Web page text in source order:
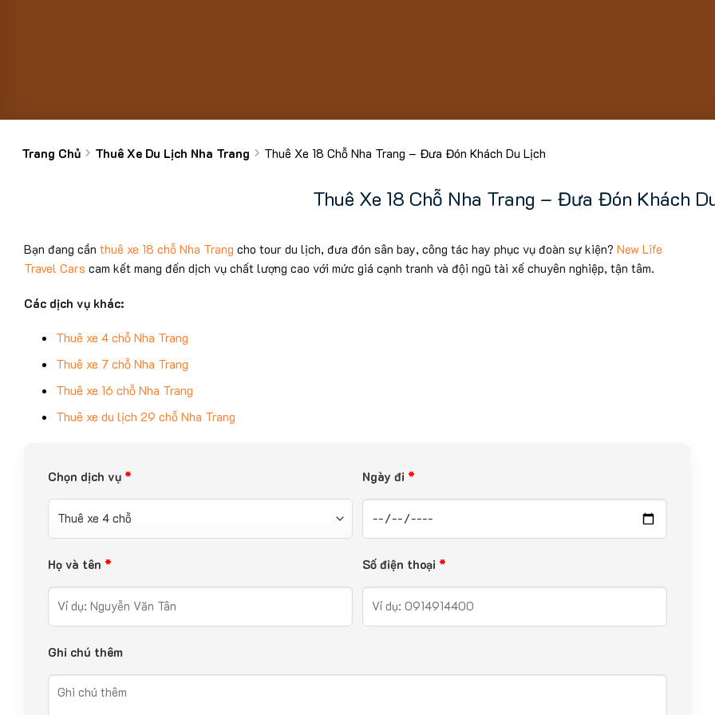
Trang Chủ Thuê Xe Du Lịch Nha Trang Thuê Xe 18 Chỗ Nha Trang – Đưa Đón Khách Du Lịch
Thuê Xe 18 Chỗ Nha Trang – Đưa Đón Khách
Bạn đang cần thuê xe 18 chỗ Nha Trang cho tour du lịch, đưa đón sân bay, công tác hay phục vụ đoàn sự kiện? New Life
Travel Cars cam kết mang đến dịch vụ chất lượng cao với mức giá cạnh tranh và đội ngũ tài xế chuyên nghiệp, tận tâm.
Các dịch vụ khác:
Thuê xe 4 chỗ Nha Trang
Thuê xe 7 chỗ Nha Trang
Thuê xe 16 chỗ Nha Trang
Thuê xe du lịch 29 chỗ Nha Trang
Chọn dịch vụ * Ngày đi *
Họ và tên * Số điện thoại *
Ghi chú thêm